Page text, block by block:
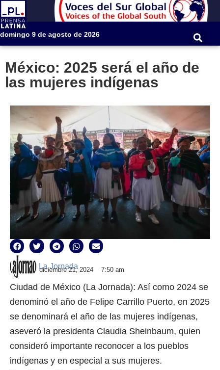
domingo 9 de agosto de 2026
México: 2025 será el año de
las mujeres indígenas
La Jornada
diciembre 21, 2024 7:50 am
Ciudad de México (La Jornada): Así como 2024 se
denominó el año de Felipe Carrillo Puerto, en 2025
se denominará el año de las mujeres indígenas,
aseveró la presidenta Claudia Sheinbaum, quien
consideró importante reconocer a los pueblos
indígenas y en especial a sus mujeres.